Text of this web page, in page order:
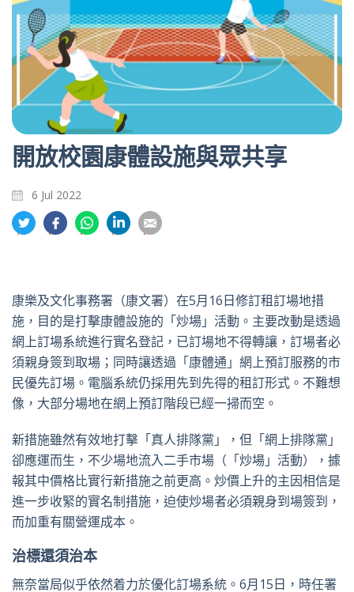
開放校園康體設施與眾共享
6 Jul 2022
分
享
特
分
享
書
分
享
享
英
享
郵
康樂及文化事務署（康文署）在5月16日修訂租訂場地措
施，目的是打擊康體設施的「炒場」活動。主要改動是透過
網上訂場系統進行實名登記，已訂場地不得轉讓，訂場者必
須親身簽到取場；同時讓透過「康體通」網上預訂服務的市
民優先訂場。電腦系統仍採用先到先得的租訂形式。不難想
像，大部分場地在網上預訂階段已經一掃而空。
新措施雖然有效地打擊「真人排隊黨」，但「網上排隊黨」
卻應運而生，不少場地流入二手市場（「炒場」活動），據
報其中價格比實行新措施之前更高。炒價上升的主因相信是
進一步收緊的實名制措施，迫使炒場者必須親身到場簽到，
而加重有關營運成本。
治標還須治本
無奈當局似乎依然着力於優化訂場系統。6月15日，時任署